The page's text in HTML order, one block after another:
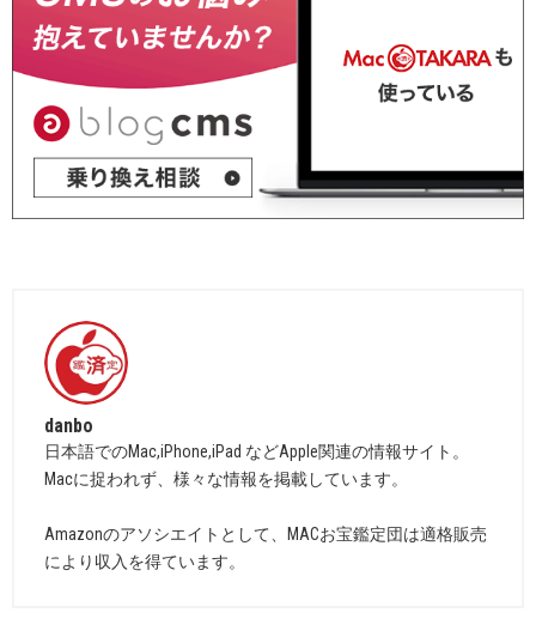
danbo
日本語でのMac,iPhone,iPad などApple関連の情報サイト。
Macに捉われず、様々な情報を掲載しています。
Amazonのアソシエイトとして、MACお宝鑑定団は適格販売
により収入を得ています。